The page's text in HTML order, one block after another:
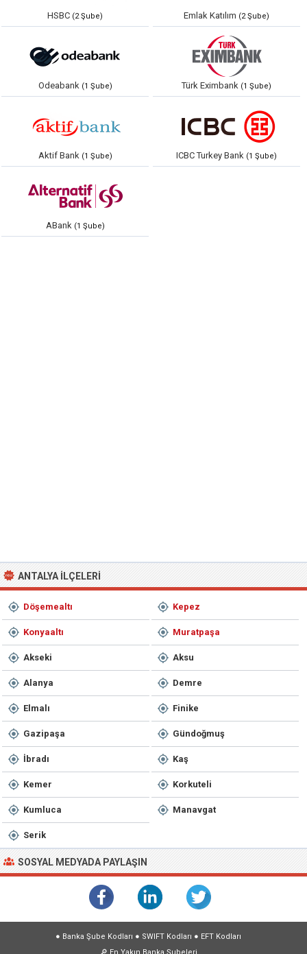
HSBC (2 Şube) Emlak Katılım (2 Şube)
Odeabank (1 Şube) Türk Eximbank (1 Şube)
Aktif Bank (1 Şube) ICBC Turkey Bank (1 Şube)
ABank (1 Şube)
ANTALYA İLÇELERI
Döşemealtı Kepez
Konyaaltı Muratpaşa
Akseki Aksu
Alanya Demre
Elmalı Finike
Gazipaşa Gündoğmuş
İbradı Kaş
Kemer Korkuteli
Kumluca Manavgat
Serik
SOSYAL MEDYADA PAYLAŞIN
● Banka Şube Kodları ● SWIFT Kodları ● EFT Kodları